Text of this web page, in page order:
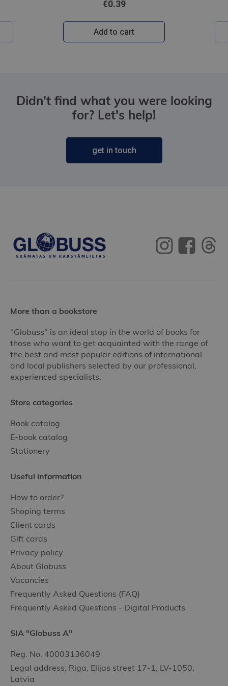
€0.39
Add to cart
Didn't find what you were looking
for? Let's help!
get in touch
More than a bookstore
"Globuss" is an ideal stop in the world of books for
those who want to get acquainted with the range of
the best and most popular editions of international
and local publishers selected by our professional,
experienced specialists.
Store categories
Book catalog
E-book catalog
Stationery
Useful information
How to order?
Shoping terms
Client cards
Gift cards
Privacy policy
About Globuss
Vacancies
Frequently Asked Questions (FAQ)
Frequently Asked Questions - Digital Products
SIA "Globuss A"
Reg. No. 40003136049
Legal address: Riga, Elijas street 17-1, LV-1050,
Latvia